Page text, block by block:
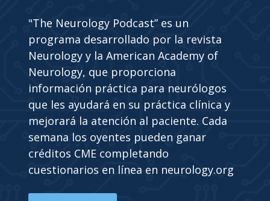
"The Neurology Podcast” es un
programa desarrollado por la revista
Neurology y la American Academy of
Neurology, que proporciona
información práctica para neurólogos
que les ayudará en su práctica clínica y
mejorará la atención al paciente. Cada
semana los oyentes pueden ganar
créditos CME completando
cuestionarios en línea en neurology.org